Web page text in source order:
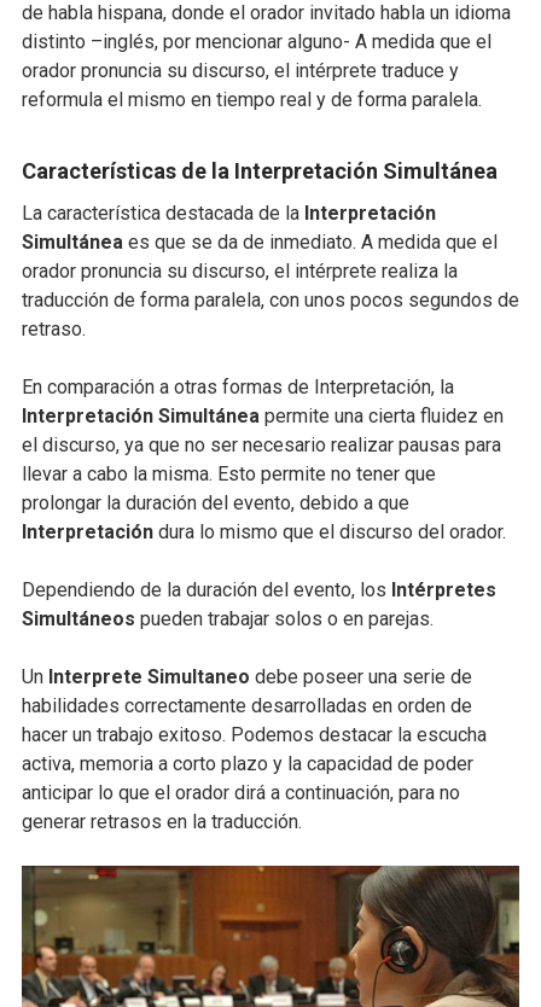
de habla hispana, donde el orador invitado habla un idioma
distinto –inglés, por mencionar alguno- A medida que el
orador pronuncia su discurso, el intérprete traduce y
reformula el mismo en tiempo real y de forma paralela.
Características de la Interpretación Simultánea
La característica destacada de la Interpretación
Simultánea es que se da de inmediato. A medida que el
orador pronuncia su discurso, el intérprete realiza la
traducción de forma paralela, con unos pocos segundos de
retraso.
En comparación a otras formas de Interpretación, la
Interpretación Simultánea permite una cierta fluidez en
el discurso, ya que no ser necesario realizar pausas para
llevar a cabo la misma. Esto permite no tener que
prolongar la duración del evento, debido a que
Interpretación dura lo mismo que el discurso del orador.
Dependiendo de la duración del evento, los Intérpretes
Simultáneos pueden trabajar solos o en parejas.
Un Interprete Simultaneo debe poseer una serie de
habilidades correctamente desarrolladas en orden de
hacer un trabajo exitoso. Podemos destacar la escucha
activa, memoria a corto plazo y la capacidad de poder
anticipar lo que el orador dirá a continuación, para no
generar retrasos en la traducción.